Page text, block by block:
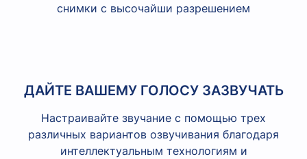
снимки с высочайши разрешением
ДАЙТЕ ВАШЕМУ ГОЛОСУ ЗАЗВУЧАТЬ
Настраивайте звучание с помощью трех
различных вариантов озвучивания благодаря
интеллектуальным технологиям и